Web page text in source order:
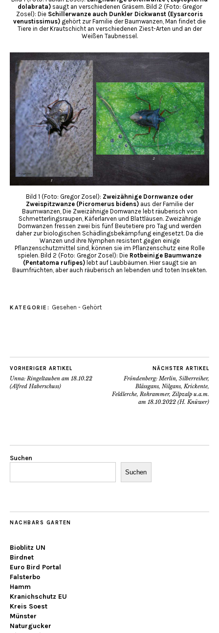
dolabrata)saugt an verschiedenen Gräsern. Bild 2 (Foto: Gregor
Zosel): Die Schillerwanze auch Dunkler Dickwanst (Eysarcoris
venustissimus) gehört zur Familie der Baumwanzen, Man findet die
Tiere in der Krautschicht an verschiedenen Ziest-Arten und an der
Weißen Taubnessel.
Bild 1 (Foto: Gregor Zosel): Zweizähnige Dornwanze oder
Zweispitzwanze (Picromerus bidens)aus der Familie der
Baumwanzen, Die Zweizähnige Dornwanze lebt räuberisch von
Schmetterlingsraupen, Käferlarven und Blattläusen. Zweizähnige
Dornwanzen fressen zwei bis fünf Beutetiere pro Tag und werden
daher zur biologischen Schädlingsbekämpfung eingesetzt. Da die
Wanzen und ihre Nymphen resistent gegen einige
Pflanzenschutzmittel sind, können sie im Pflanzenschutz eine Rolle
spielen. Bild 2 (Foto: Gregor Zosel): Die Rotbeinige Baumwanze
(Pentatoma rufipes)lebt auf Laubbäumen. Hier saugt sie an
Baumfrüchten, aber auch räuberisch an lebenden und toten Insekten.
KATEGORIE: Gesehen - Gehört
VORHERIGER ARTIKEL
Unna: Ringeltauben am 18.10.22
(Alfred Haberschuss)
NÄCHSTER ARTIKEL
Fröndenberg: Merlin, Silberreiher,
Blässgans, Nilgans, Krickente,
Feldlerche, Rohrammer, Zilpzalp u.a.m.
am 18.10.2022 (H. Knüwer)
Suchen
Suchen
NACHBARS GARTEN
Bioblitz UN
Birdnet
Euro Bird Portal
Falsterbo
Hamm
Kranichschutz EU
Kreis Soest
Münster
Naturgucker